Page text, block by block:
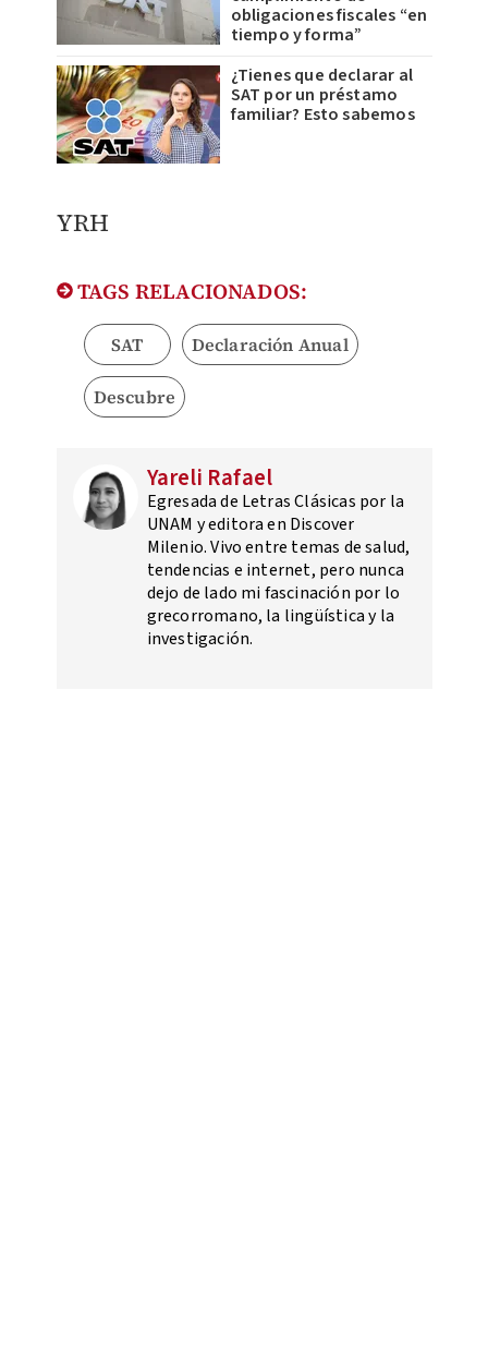
obligaciones fiscales “en
tiempo y forma”
¿Tienes que declarar al
SAT por un préstamo
familiar? Esto sabemos
YRH
TAGS RELACIONADOS:
SAT Declaración Anual
Descubre
Yareli Rafael
Egresada de Letras Clásicas por la
UNAM y editora en Discover
Milenio. Vivo entre temas de salud,
tendencias e internet, pero nunca
dejo de lado mi fascinación por lo
grecorromano, la lingüística y la
investigación.